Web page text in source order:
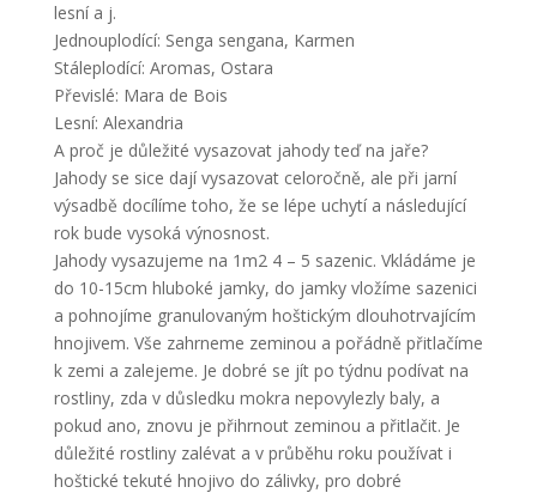
lesní a j.
Jednouplodící: Senga sengana, Karmen
Stáleplodící: Aromas, Ostara
Převislé: Mara de Bois
Lesní: Alexandria
A proč je důležité vysazovat jahody teď na jaře?
Jahody se sice dají vysazovat celoročně, ale při jarní
výsadbě docílíme toho, že se lépe uchytí a následující
rok bude vysoká výnosnost.
Jahody vysazujeme na 1m2 4 – 5 sazenic. Vkládáme je
do 10-15cm hluboké jamky, do jamky vložíme sazenici
a pohnojíme granulovaným hoštickým dlouhotrvajícím
hnojivem. Vše zahrneme zeminou a pořádně přitlačíme
k zemi a zalejeme. Je dobré se jít po týdnu podívat na
rostliny, zda v důsledku mokra nepovylezly baly, a
pokud ano, znovu je přihrnout zeminou a přitlačit. Je
důležité rostliny zalévat a v průběhu roku používat i
hoštické tekuté hnojivo do zálivky, pro dobré